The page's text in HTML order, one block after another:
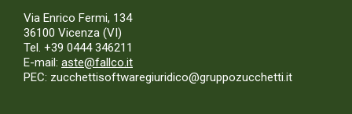
Via Enrico Fermi, 134
36100 Vicenza (VI)
Tel. +39 0444 346211
E-mail: aste@fallco.it
PEC: zucchettisoftwaregiuridico@gruppozucchetti.it